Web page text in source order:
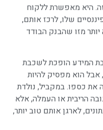
היא מאפשרת ללקוח
שלו, לרכז אותם,
מזו שהבנק הבודד
המידע הופכת לשכבת
הוא מפסיק להיות
את כספו. במקביל, נולדת
הריבית או העמלה, אלא
לארגן אותם טוב יותר,